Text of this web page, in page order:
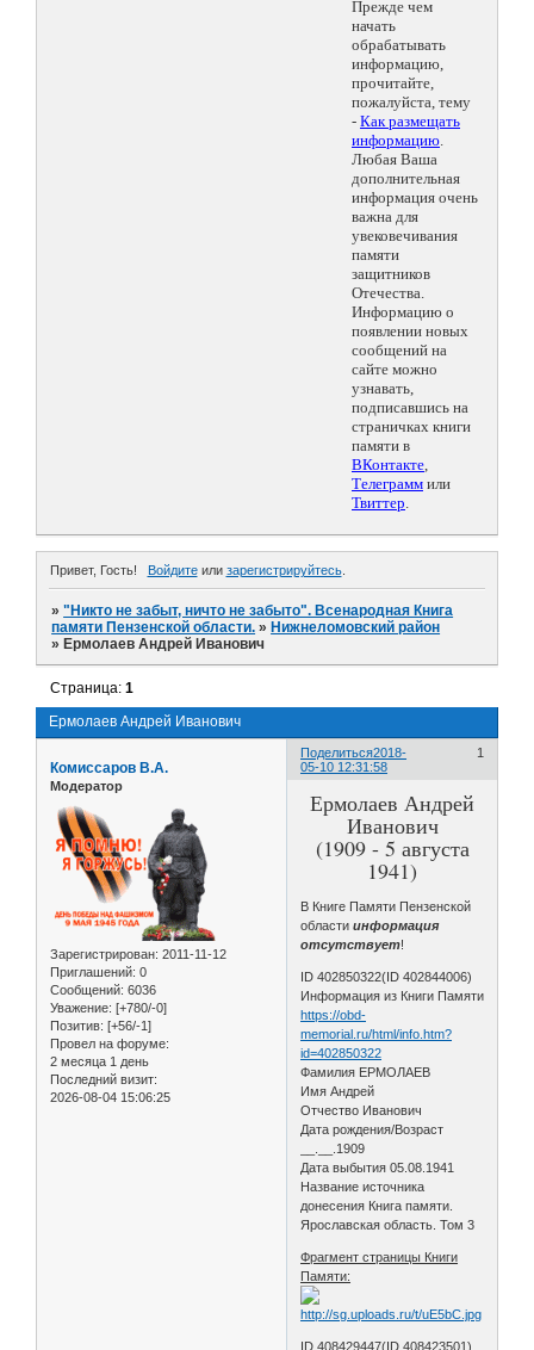
Прежде чем
начать
обрабатывать
информацию,
прочитайте,
пожалуйста, тему
- Как размещать
информацию.
Любая Ваша
дополнительная
информация очень
важна для
увековечивания
памяти
защитников
Отечества.
Информацию о
появлении новых
сообщений на
сайте можно
узнавать,
подписавшись на
страничках книги
памяти в
ВКонтакте,
Телеграмм или
Твиттер.
Привет, Гость! Войдитеили зарегистрируйтесь.
»"Никто не забыт, ничто не забыто". Всенародная Книга
памяти Пензенской области. » Нижнеломовский район
» Ермолаев Андрей Иванович
Ермолаев Андрей Иванович
Страница:1
Поделиться 1
2018-
05-10 12:31:58
Комиссаров В.А.
Модератор
Зарегистрирован: 2011-11-12
Приглашений: 0
Сообщений: 6036
Уважение: [+780/-0]
Позитив: [+56/-1]
Провел на форуме:
2 месяца 1 день
Последний визит:
2026-08-04 15:06:25
Ермолаев Андрей
Иванович
(1909 - 5 августа
1941)
В Книге Памяти Пензенской
областиинформация
отсутствует!
ID 402850322(ID 402844006)
Информация из Книги Памяти
https://obd-
memorial.ru/html/info.htm?
id=402850322
Фамилия ЕРМОЛАЕВ
Имя Андрей
Отчество Иванович
Дата рождения/Возраст
__.__.1909
Дата выбытия 05.08.1941
Название источника
донесения Книга памяти.
Ярославская область. Том 3
Фрагмент страницы Книги
Памяти:
ID 408429447(ID 408423501)